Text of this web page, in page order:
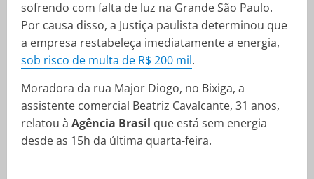
sofrendo com falta de luz na Grande São Paulo.
Por causa disso, a Justiça paulista determinou que
a empresa restabeleça imediatamente a energia,
sob risco de multa de R$ 200 mil.
Moradora da rua Major Diogo, no Bixiga, a
assistente comercial Beatriz Cavalcante, 31 anos,
relatou à Agência Brasil que está sem energia
desde as 15h da última quarta-feira.